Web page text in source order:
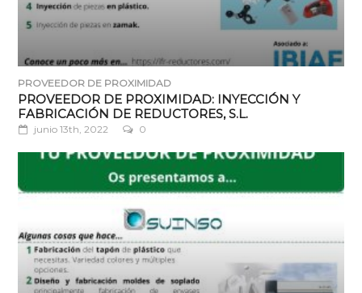
PROVEEDOR DE PROXIMIDAD
PROVEEDOR DE PROXIMIDAD: INYECCIÓN Y
FABRICACIÓN DE REDUCTORES, S.L.
junio 13th, 2022 0